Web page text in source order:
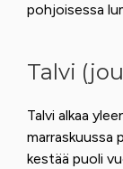
pohjoisessa
Talvi
Talvi alkaa
marraskuussa
kestää puoli